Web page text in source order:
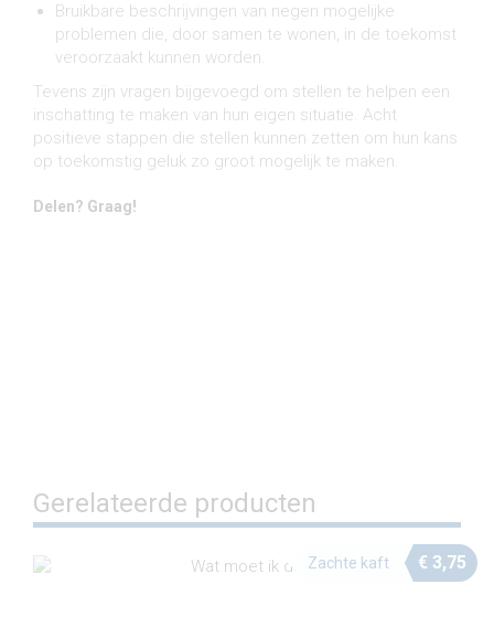
Bruikbare beschrijvingen van negen mogelijke
problemen die, door samen te wonen, in de toekomst
veroorzaakt kunnen worden.
Tevens zijn vragen bijgevoegd om stellen te helpen een
inschatting te maken van hun eigen situatie. Acht
positieve stappen die stellen kunnen zetten om hun kans
op toekomstig geluk zo groot mogelijk te maken.
Delen? Graag!
Gerelateerde producten
Zachte kaft € 3,75